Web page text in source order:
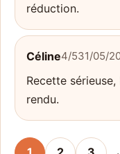
réduction.
Céline4/531/05/
Recette
rendu.